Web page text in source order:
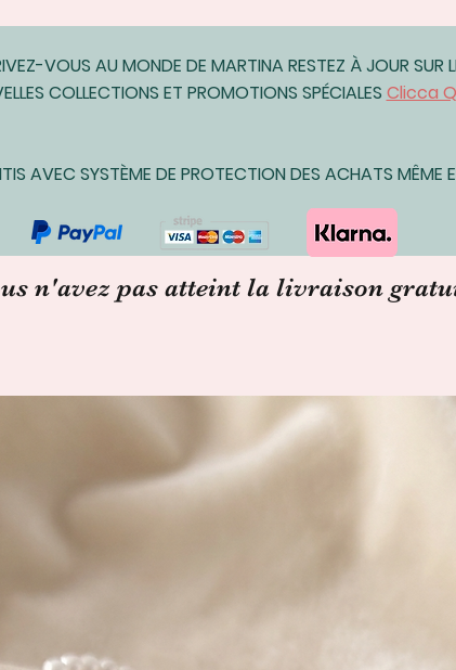
valeur.
Des questions sur
En cas de
contactez-nous
VOUS AU MONDE DE MARTINA RESTEZ À JOUR SUR
COLLECTIONS ET PROMOTIONS SPÉCIALES Clicca
AVEC SYSTÈME DE PROTECTION DES ACHATS MÊME
n'avez pas atteint la livraison